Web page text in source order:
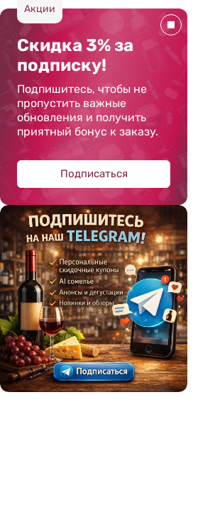
Акции
Скидка 3% за
подписку!
Подпишитесь, чтобы не
пропустить важные
обновления и получить
приятный бонус к заказу.
Подписаться